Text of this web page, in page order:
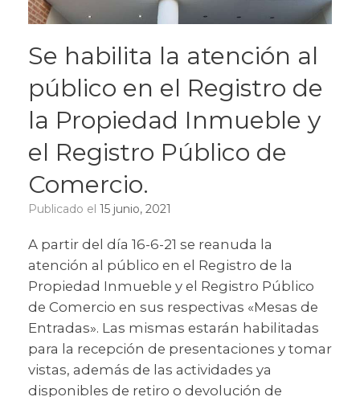
Se habilita la atención al
público en el Registro de
la Propiedad Inmueble y
el Registro Público de
Comercio.
Publicado el 15 junio, 2021
A partir del día 16-6-21 se reanuda la
atención al público en el Registro de la
Propiedad Inmueble y el Registro Público
de Comercio en sus respectivas «Mesas de
Entradas». Las mismas estarán habilitadas
para la recepción de presentaciones y tomar
vistas, además de las actividades ya
disponibles de retiro o devolución de